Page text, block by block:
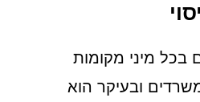
בכל מיני מקומות
ובעיקר הוא